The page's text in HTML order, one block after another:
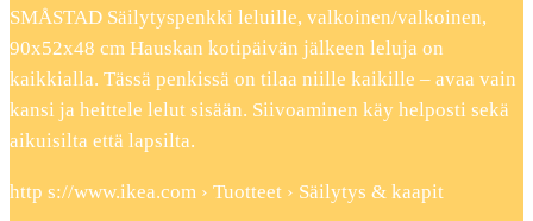
SMÅSTAD Säilytyspenkki leluille, valkoinen/valkoinen,
90x52x48 cm Hauskan kotipäivän jälkeen leluja on
kaikkialla. Tässä penkissä on tilaa niille kaikille – avaa vain
kansi ja heittele lelut sisään. Siivoaminen käy helposti sekä
aikuisilta että lapsilta.
http s://www.ikea.com › Tuotteet › Säilytys & kaapit